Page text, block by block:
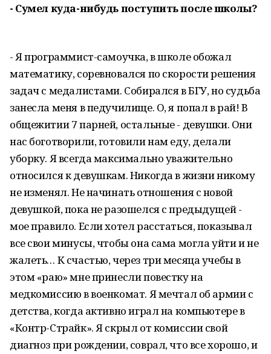
- Сумел куда-нибудь поступить после школы?
- Я программист-самоучка, в школе обожал
математику, соревновался по скорости решения
задач с медалистами. Собирался в БГУ, но судьба
занесла меня в педучилище. О, я попал в рай! В
общежитии 7 парней, остальные - девушки. Они
нас боготворили, готовили нам еду, делали
уборку. Я всегда максимально уважительно
относился к девушкам. Никогда в жизни никому
не изменял. Не начинать отношения с новой
девушкой, пока не разошелся с предыдущей -
мое правило. Если хотел расстаться, показывал
все свои минусы, чтобы она сама могла уйти и не
жалеть… К счастью, через три месяца учебы в
этом «раю» мне принесли повестку на
медкомиссию в военкомат. Я мечтал об армии с
детства, когда активно играл на компьютере в
«Контр-Страйк». Я скрыл от комиссии свой
диагноз при рождении, соврал, что все хорошо, и